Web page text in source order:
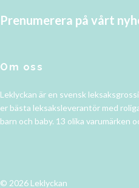
Prenumerera på vårt
Om oss
Leklyckan är en svensk
er bästa leksaksleverantör med
barn och baby. 13 olika varumärken
© 2026 Leklyckan